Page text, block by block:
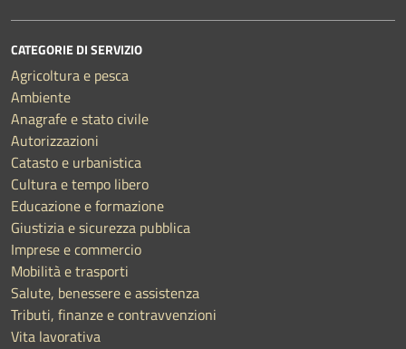
CATEGORIE DI SERVIZIO
Agricoltura e pesca
Ambiente
Anagrafe e stato civile
Autorizzazioni
Catasto e urbanistica
Cultura e tempo libero
Educazione e formazione
Giustizia e sicurezza pubblica
Imprese e commercio
Mobilità e trasporti
Salute, benessere e assistenza
Tributi, finanze e contravvenzioni
Vita lavorativa